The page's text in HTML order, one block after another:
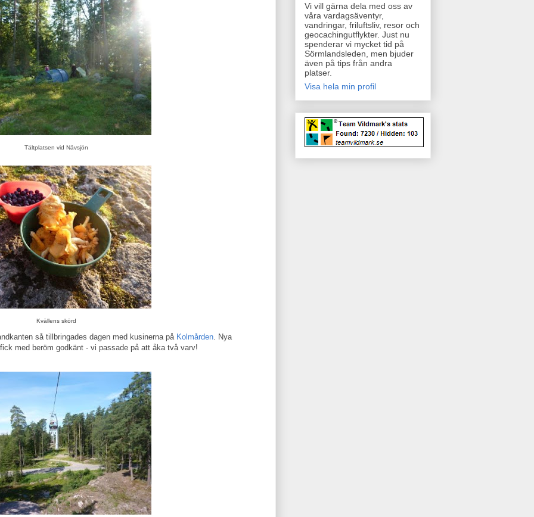
Tältplatsen vid Nävsjön
Kvällens skörd
så tillbringades dagen med kusinerna på Kolmården . Nya
med beröm godkänt - vi passade på att åka två varv!
Vi vill gärna dela med oss av
våra vardagsäventyr,
vandringar, friluftsliv, resor och
geocachingutflykter. Just nu
spenderar vi mycket tid på
Sörmlandsleden, men bjuder
även på tips från andra
platser.
Visa hela min profil